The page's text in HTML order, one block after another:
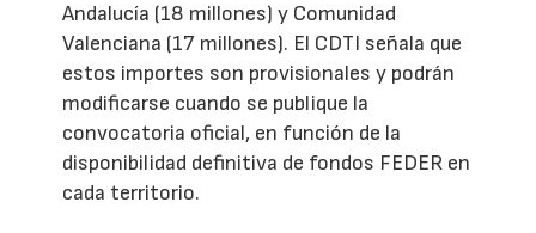
Andalucía (18 millones) y Comunidad
Valenciana (17 millones). El CDTI señala que
estos importes son provisionales y podrán
modificarse cuando se publique la
convocatoria oficial, en función de la
disponibilidad definitiva de fondos FEDER en
cada territorio.